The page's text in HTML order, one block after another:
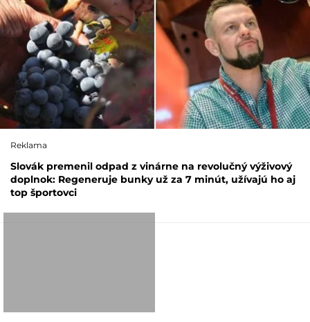
Reklama
Slovák premenil odpad z vinárne na revolučný výživový
doplnok: Regeneruje bunky už za 7 minút, užívajú ho aj
top športovci